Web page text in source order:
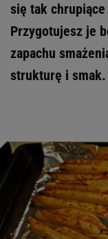
się tak
Przygotujesz je
zapachu
strukturę i smak.